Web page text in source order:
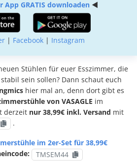
App GRATIS downloaden◄
| Facebook| Instagram
Stühlen für euer Esszimmer, die
sein sollen? Dann schaut euch
hier mal an, denn dort gibt es
von VASAGLE im
derzeit nur 38,99€ inkl. Versand mit
.
im 2er-Set für 38,99€
TMSEM44